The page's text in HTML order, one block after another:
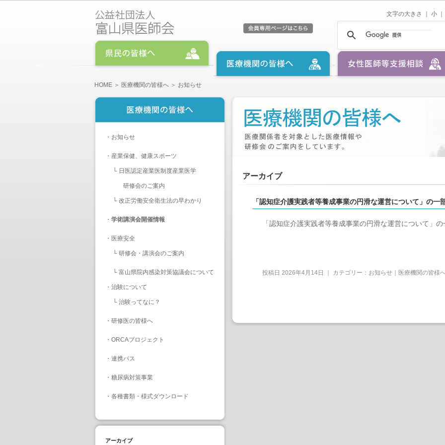
文字の大きさ ｜ 小
HOME ＞ 医療機関の皆様へ ＞ お知らせ
・ お知らせ
・ 産業保健、健康スポーツ
└ 日医認定産業医制度産業医学
研修会のご案内
└ 改正労働安全衛生法の早わかり
・ 学術講演会開催情報
・ 医療安全
└ 研修会・講演会のご案内
└ 富山県院内感染対策協議会について
・ 治験について
└ 治験ってなに？
・ 研修医の皆様へ
・ ORCAプロジェクト
・ 連携パス
・ 糖尿病対策事業
・ 各種書類・様式ダウンロード
アーカイブ
アーカイブ
「認知症介護実践者等養成事業の円滑な運営について」の一
「認知症介護実践者等養成事業の円滑な運営について」
投稿日 2026年4月14日 ｜ カテゴリー： お知らせ｜医療機関の皆様